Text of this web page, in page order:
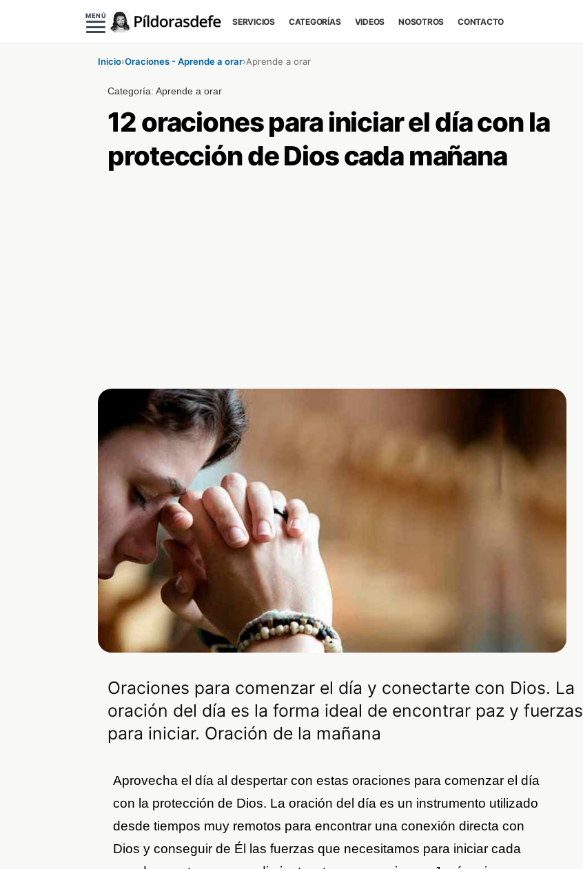
MENÚ
SERVICIOS CATEGORÍAS VIDEOS NOSOTROS CONTACTO
Inicio›Oraciones - Aprende a orar›Aprende a orar
Categoría:Aprende a orar
12 oraciones para iniciar el día con la
protección de Dios cada mañana
Oraciones para comenzar el día y conectarte con Dios. La
oración del día es la forma ideal de encontrar paz y fuerzas
para iniciar. Oración de la mañana
Aprovecha el día al despertar con estas oraciones para comenzar el día
con la protección de Dios. La oración del día es un instrumento utilizado
desde tiempos muy remotos para encontrar una conexión directa con
Dios y conseguir de Él las fuerzas que necesitamos para iniciar cada